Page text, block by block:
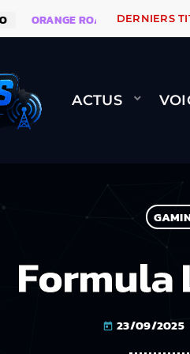
ROAD QUI PASSE, ÇA LE
DERNIERS
ACTUS
Formula
today 23/09/2025